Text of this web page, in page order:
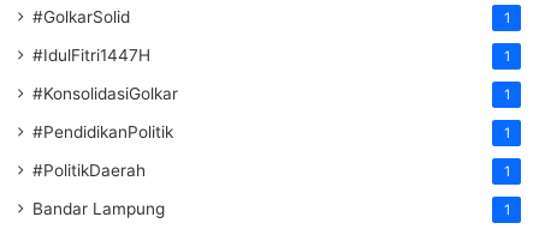
#GolkarSolid 1
#IdulFitri1447H 1
#KonsolidasiGolkar 1
#PendidikanPolitik 1
#PolitikDaerah 1
Bandar Lampung 1